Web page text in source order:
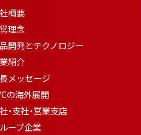
概要
理念
開発とテクノロジー
紹介
メッセージ
の海外展開
・支社・営業支店
ープ企業